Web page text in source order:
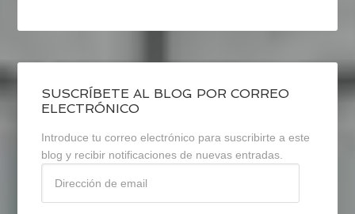
SUSCRÍBETE AL BLOG POR CORREO
ELECTRÓNICO
Introduce tu correo electrónico para suscribirte a este
blog y recibir notificaciones de nuevas entradas.
email